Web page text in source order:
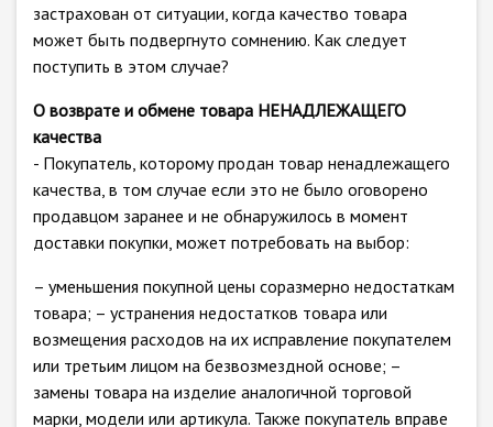
застрахован от ситуации, когда качество товара
может быть подвергнуто сомнению. Как следует
поступить в этом случае?
О возврате и обмене товара НЕНАДЛЕЖАЩЕГО
качества
- Покупатель, которому продан товар ненадлежащего
качества, в том случае если это не было оговорено
продавцом заранее и не обнаружилось в момент
доставки покупки, может потребовать на выбор:
– уменьшения покупной цены соразмерно недостаткам
товара; – устранения недостатков товара или
возмещения расходов на их исправление покупателем
или третьим лицом на безвозмездной основе; –
замены товара на изделие аналогичной торговой
марки, модели или артикула. Также покупатель вправе